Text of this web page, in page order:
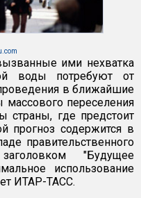
ими нехватка
воды потребуют от
в ближайшие
переселения
страны, где предстоит
прогноз содержится в
правительственного
"Будущее
использование
ИТАР-ТАСС.